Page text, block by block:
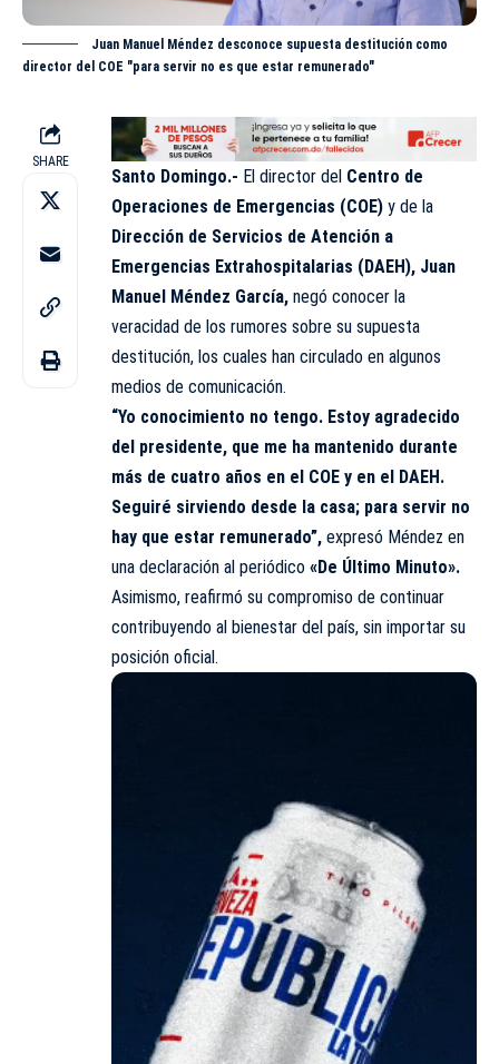
Juan Manuel Méndez desconoce supuesta destitución como
director del COE "para servir no es que estar remunerado"
SHARE
Santo Domingo.- El director del Centro de
Operaciones de Emergencias (COE) y de la
Dirección de Servicios de Atención a
Emergencias Extrahospitalarias (DAEH), Juan
Manuel Méndez García, negó conocer la
veracidad de los rumores sobre su supuesta
destitución, los cuales han circulado en algunos
medios de comunicación.
“Yo conocimiento no tengo. Estoy agradecido
del presidente, que me ha mantenido durante
más de cuatro años en el COE y en el DAEH.
Seguiré sirviendo desde la casa; para servir no
hay que estar remunerado”, expresó Méndez en
una declaración al periódico «De Último Minuto».
Asimismo, reafirmó su compromiso de continuar
contribuyendo al bienestar del país, sin importar su
posición oficial.